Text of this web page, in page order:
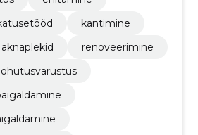
kantimine
aknaplekid
renoveerimine